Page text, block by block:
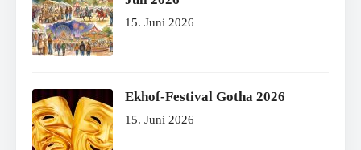
15. Juni 2026
Ekhof-Festival Gotha 2026
15. Juni 2026